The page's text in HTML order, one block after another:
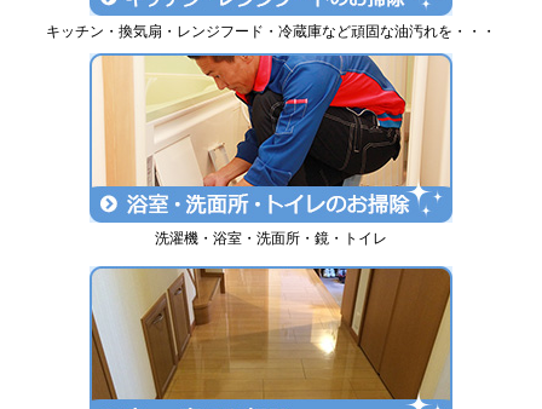
キッチン・換気扇・レンジフード・冷蔵庫など頑固な油汚れを・・・
洗濯機・浴室・洗面所・鏡・トイレ